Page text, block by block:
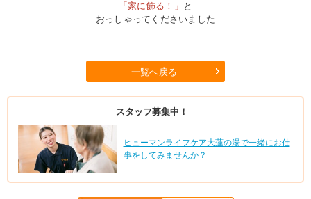
「家に飾る！」 と
おっしゃってくださいました
一覧へ戻る
スタッフ募集中！
ヒューマンライフケア大蓮の湯で一緒にお仕
事をしてみませんか？